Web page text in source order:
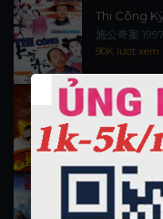
Thi Công
施公奇案 1997
90K lượt xem
Thần Tài
Thần Tài
16.5K lượt
Hiệp Sĩ
Hiệp Sĩ Vượt